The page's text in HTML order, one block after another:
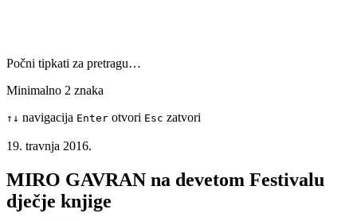
Počni tipkati za pretragu…
Minimalno 2 znaka
↑ ↓ navigacija Enter otvori Esc zatvori
19. travnja 2016.
MIRO GAVRAN na devetom Festivalu
dječje knjige